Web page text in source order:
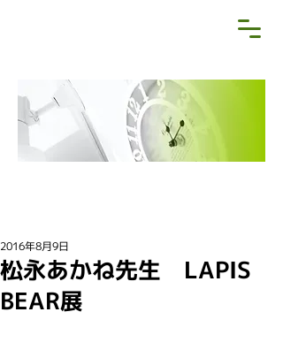
松永あかね先生 LAPIS
BEAR展
2016年8月9日